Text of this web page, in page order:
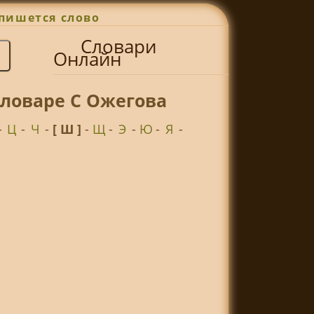
слово
Словари
Онлайн
С Ожегова
Ц - Ч - [ Ш ] - Щ- Э - Ю- Я -